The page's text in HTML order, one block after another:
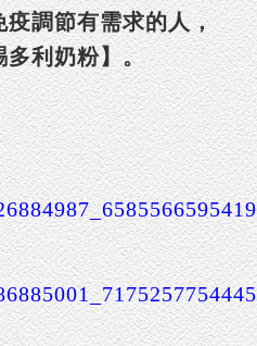
調節有需求的人，
多利奶粉】。